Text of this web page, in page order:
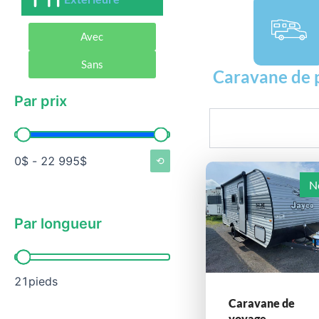
Avec
Sans
Par prix
Par prix
0$ - 22 995$ ⟲
Par longueur
Par longueur
21pieds
Caravane de
Caravane de